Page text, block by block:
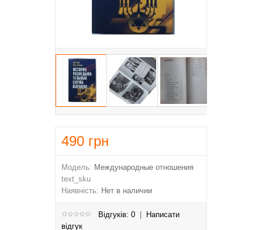
490 грн
Модель: Международные отношения
text_sku
Наявність: Нет в наличии
Відгуків: 0
Написати
відгук